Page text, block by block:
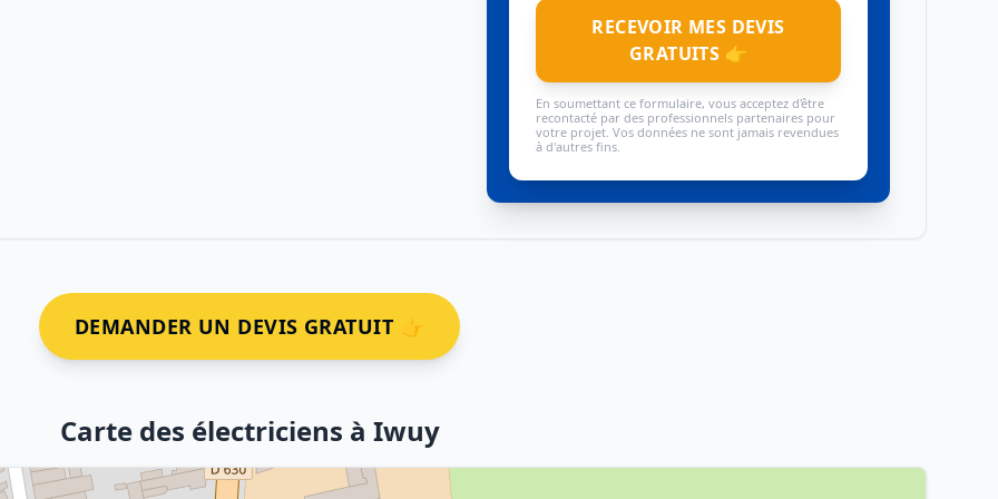
RECEVOIR MES DEVIS
GRATUITS 👉
En soumettant ce formulaire, vous acceptez d'être
recontacté par des professionnels partenaires pour
votre projet. Vos données ne sont jamais revendues
à d'autres fins.
DEMANDER UN DEVIS GRATUIT 👉
Carte des électriciens à Iwuy